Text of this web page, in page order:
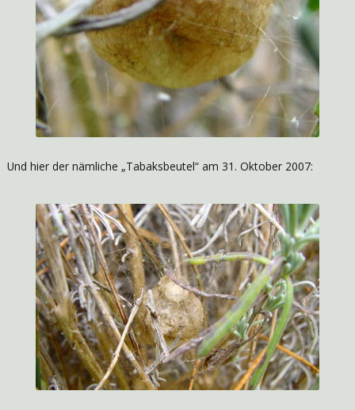
Und hier der nämliche „Tabaksbeutel“ am 31. Oktober 2007: